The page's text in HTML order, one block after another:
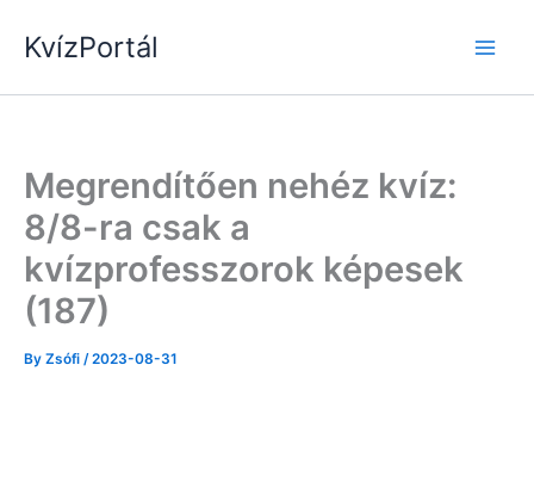
KvízPortál
Megrendítően nehéz kvíz:
8/8-ra csak a
kvízprofesszorok képesek
(187)
By Zsófi /2023-08-31